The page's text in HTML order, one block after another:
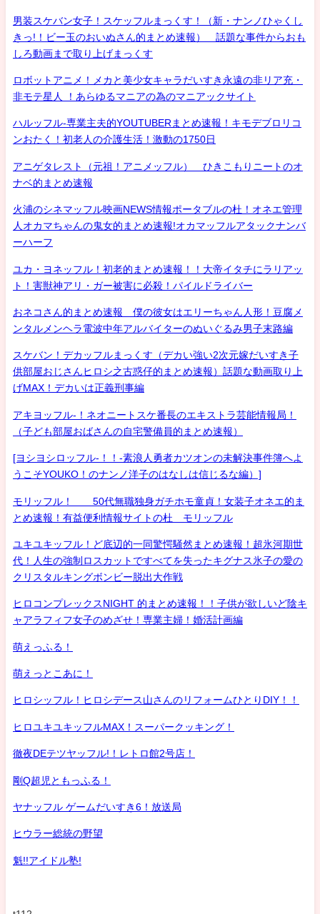
男装スケバン女子！スケッフルまっくす！（新・ナンノひゃくし
きっ!！ビー玉のおいぬさん的まとめ速報） 話題な事件からおも
しろ動画まで取り上げまっくす
ロボットアニメ！メカと美少女キャラだいすき永遠の非リア充・
非モテ星人 ！あらゆるマニアの為のマニアックサイト
ハルッフル-専業主夫的YOUTUBERまとめ速報！キモデブロリコ
ンおたく！初老人の介護生活！激動の1750日
アニゲタレスト（元祖！アニメッフル） ひきこもりニートのオ
ナベ的まとめ速報
火浦のシネマッフル映画NEWS情報ポータブルの杜！オネエ管理
人オカマちゃんの鬼女的まとめ速報!オカマッフルアタックナンバ
ーハーフ
ユカ・ヨネッフル！初老的まとめ速報！！大帝イタチにラリアッ
ト！害獣神アリ・ガー被害に必殺！パイルドライバー
おネコさん的まとめ速報 僕の彼女はエリーちゃん人形！豆腐メ
ンタルメンヘラ電波中年アルバイターのぬいぐるみ男子末路編
スケバン！デカッフルまっくす（デカい強い2次元嫁だいすき子
供部屋おじさんヒロシ之古惑仔的まとめ速報）話題な動画取り上
げMAX！デカいは正義刑事編
アキヨッフル-！ネオニートスケ番長のエキストラ芸能情報局！
（子ども部屋おばさんの自宅警備員的まとめ速報）
[ヨシヨシロッフル-！！-素浪人勇者カツオンの未解決事件簿へよ
うこそYOUKO！のナンノ洋子のはなしは信じるな編）]
モリッフル！ 50代無職独身ガチホモ童貞！女装子オネエ的ま
とめ速報！有益便利情報サイトの杜 モリッフル
ユキユキッフル！ど底辺的一同驚愕騒然まとめ速報！超氷河期世
代！人生の強制ロスカットですべてを失ったキグナス氷子の愛の
クリスタルキングボンビー脱出大作戦
ヒロコンプレックスNIGHT 的まとめ速報！！子供が欲しいど陰キ
ャアラフィフ女子のめざせ！専業主婦！婚活計画編
萌えっふる！
萌えっとこあに！
ヒロシッフル！ヒロシデース山さんのリフォームひとりDIY！！
ヒロユキユキッフルMAX！スーパークッキング！
徹夜DEテツヤッフル!！レトロ館2号店！
剛Q超児ともっふる！
ヤナッフル ゲームだいすき6！放送局
ヒウラー総統の野望
魁!!アイドル塾!